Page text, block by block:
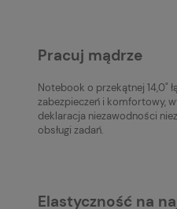
Pracuj mądrze
Notebook o przekątnej 14,0"
zabezpieczeń i komfortowy,
deklaracja niezawodności
obsługi zadań.
Elastyczność na